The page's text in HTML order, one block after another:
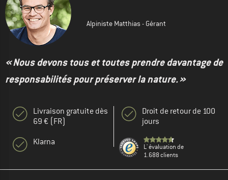
Alpiniste Matthias - Gérant
« Nous devons tous et toutes prendre davantage de
responsabilités pour préserver la nature. »
Livraison gratuite dès
69 € (FR)
Klarna
Droit de retour de 100
jours
L' évaluation de
1.688 clients